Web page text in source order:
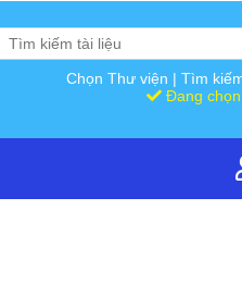
Chọn Thư viện | Tìm
Đang